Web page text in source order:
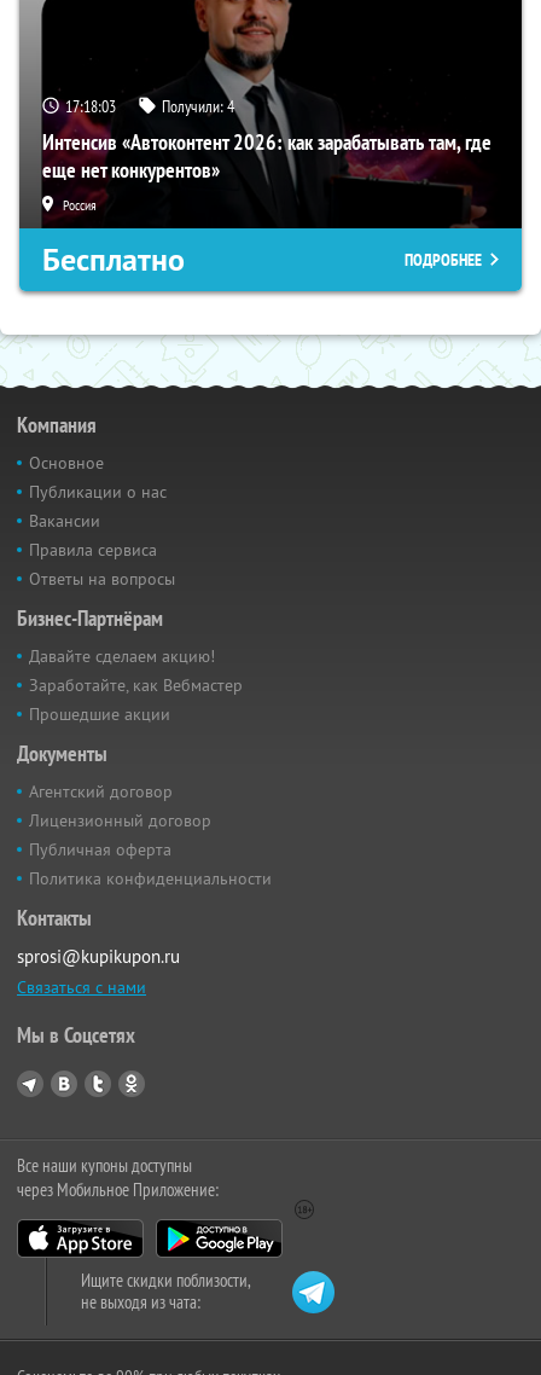
17:18:02 Получили:4
Интенсив «Автоконтент 2026: как зарабатывать там, где
еще нет конкурентов»
Россия
Бесплатно ПОДРОБНЕЕ
Компания
Основное
Публикации о нас
Вакансии
Правила сервиса
Ответы на вопросы
Бизнес-Партнёрам
Давайте сделаем акцию!
Заработайте, как Вебмастер
Прошедшие акции
Документы
Агентский договор
Лицензионный договор
Публичная оферта
Политика конфиденциальности
Контакты
sprosi@kupikupon.ru
Связаться с нами
Мы в Соцсетях
Все наши купоны доступны
через Мобильное Приложение:
Ищите скидки поблизости,
не выходя из чата: